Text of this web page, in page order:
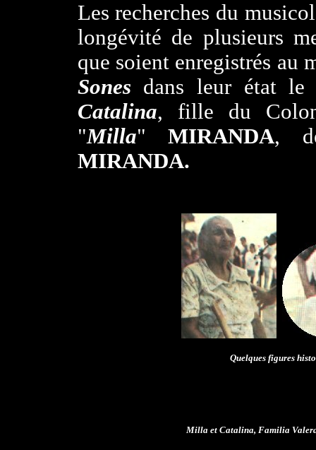
Les recherches du
longévité de plusieurs
que soient enregistrés au
Sones dans leur état
Catalina, fille du
"Milla" MIRANDA,
MIRANDA.
..
Quelques figures
Milla et Catalina, Familia